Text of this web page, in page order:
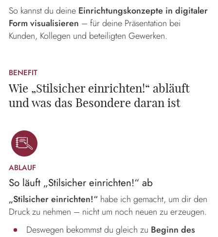
So kannst du deine Einrichtungskonzepte in digitaler
Form visualisieren – für deine Präsentation bei
Kunden, Kollegen und beteiligten Gewerken.
BENEFIT
Wie „Stilsicher einrichten!“ abläuft
und was das Besondere daran ist
ABLAUF
So läuft „Stilsicher einrichten!“ ab
„Stilsicher einrichten!“ habe ich gemacht, um dir den
Druck zu nehmen – nicht um noch neuen zu erzeugen.
Deswegen bekommst du gleich zu Beginn des